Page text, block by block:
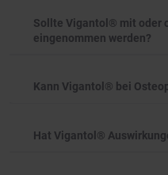
Sollte Vigantol® mit oder
eingenommen werden?
Kann Vigantol® bei
Hat Vigantol®